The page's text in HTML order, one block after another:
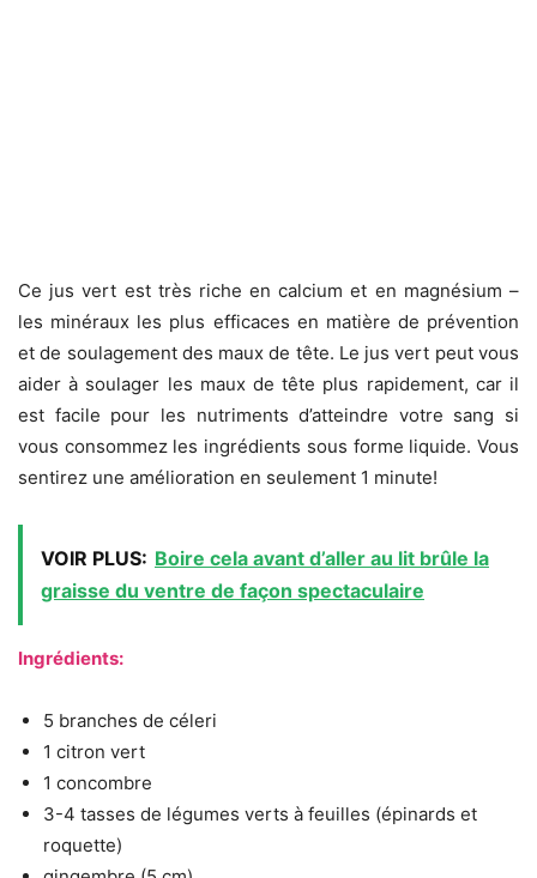
Ce jus vert est très riche en calcium et en magnésium –
les minéraux les plus efficaces en matière de prévention
et de soulagement des maux de tête. Le jus vert peut vous
aider à soulager les maux de tête plus rapidement, car il
est facile pour les nutriments d’atteindre votre sang si
vous consommez les ingrédients sous forme liquide. Vous
sentirez une amélioration en seulement 1 minute!
VOIR PLUS: Boire cela avant d’aller au lit brûle la
graisse du ventre de façon spectaculaire
Ingrédients:
5 branches de céleri
1 citron vert
1 concombre
3-4 tasses de légumes verts à feuilles (épinards et
roquette)